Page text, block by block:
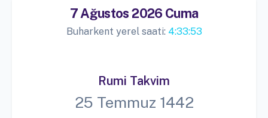
7 Ağustos 2026 Cuma
Buharkent yerel saati: 4:33:53
Rumi Takvim
25 Temmuz 1442